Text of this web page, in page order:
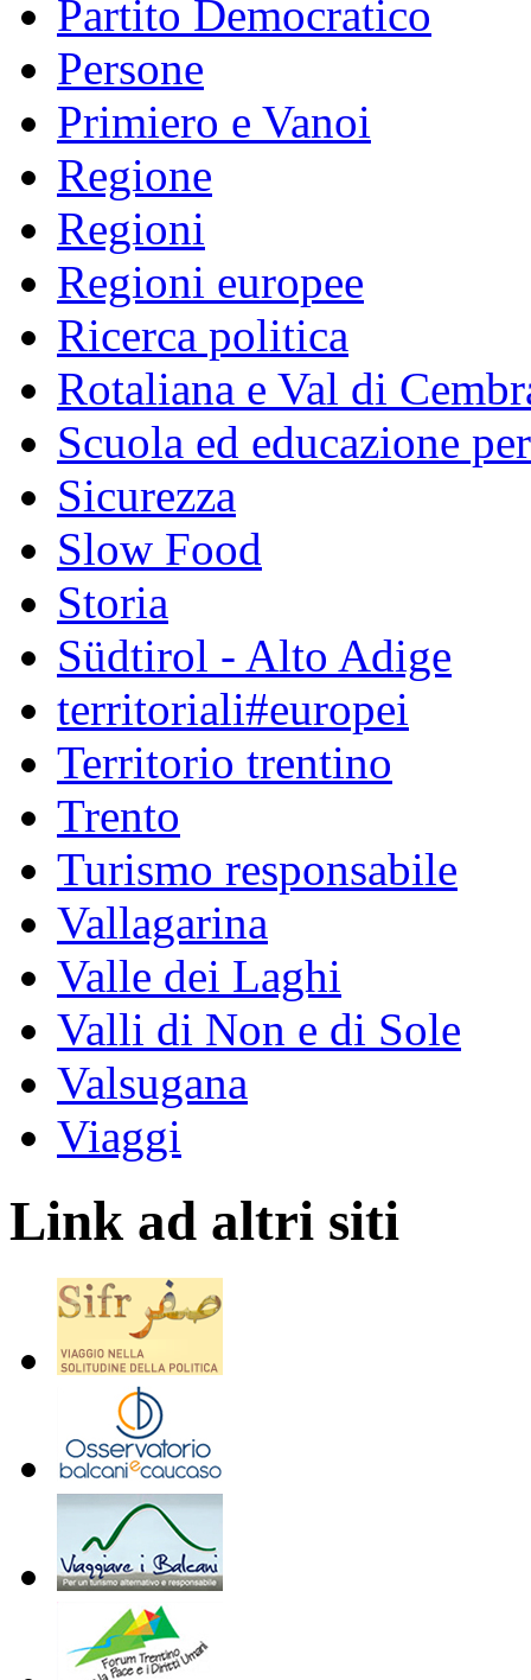
Partito Democratico
Persone
Primiero e Vanoi
Regione
Regioni
Regioni europee
Ricerca politica
Rotaliana e Val di
Scuola ed educazione
Sicurezza
Slow Food
Storia
Südtirol - Alto Adige
territoriali#europei
Territorio trentino
Trento
Turismo responsabile
Vallagarina
Valle dei Laghi
Valli di Non e di Sole
Valsugana
Viaggi
Link ad altri siti